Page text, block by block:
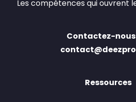
Les compétences qui ouvrent
Contactez-nous
Ressources